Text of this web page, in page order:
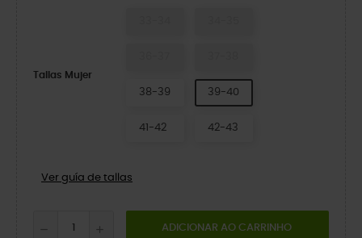
Tallas Mujer
38-39 39-40
41-42 42-43
Ver guía de tallas
ADICIONAR AO CARRINHO